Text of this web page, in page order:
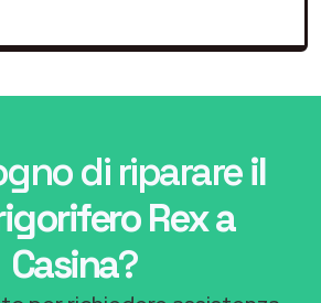
di riparareil
Rex a
Casina?